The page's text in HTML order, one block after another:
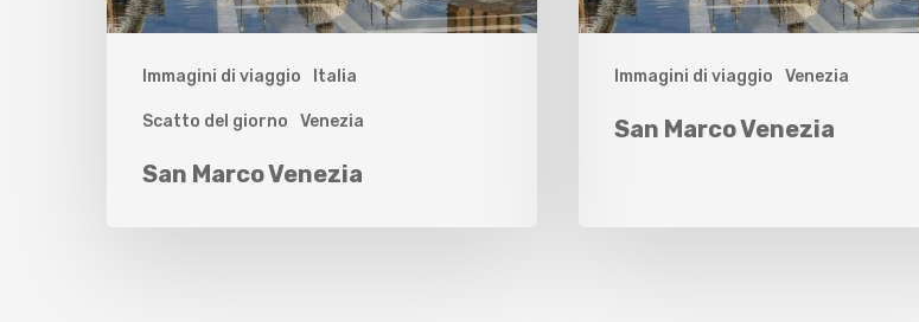
Immagini di viaggio Italia
Scatto del giorno Venezia
San Marco Venezia
Immagini di viaggio Venezia
San Marco Venezia